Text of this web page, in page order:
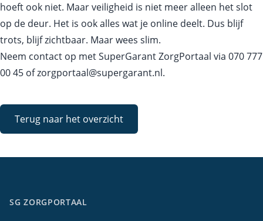
hoeft ook niet. Maar veiligheid is niet meer alleen het slot
op de deur. Het is ook alles wat je online deelt. Dus blijf
trots, blijf zichtbaar. Maar wees slim.
Neem contact op met SuperGarant ZorgPortaal via 070 777
00 45 ofzorgportaal@supergarant.nl.
Terug naar het overzicht
SG ZORGPORTAAL